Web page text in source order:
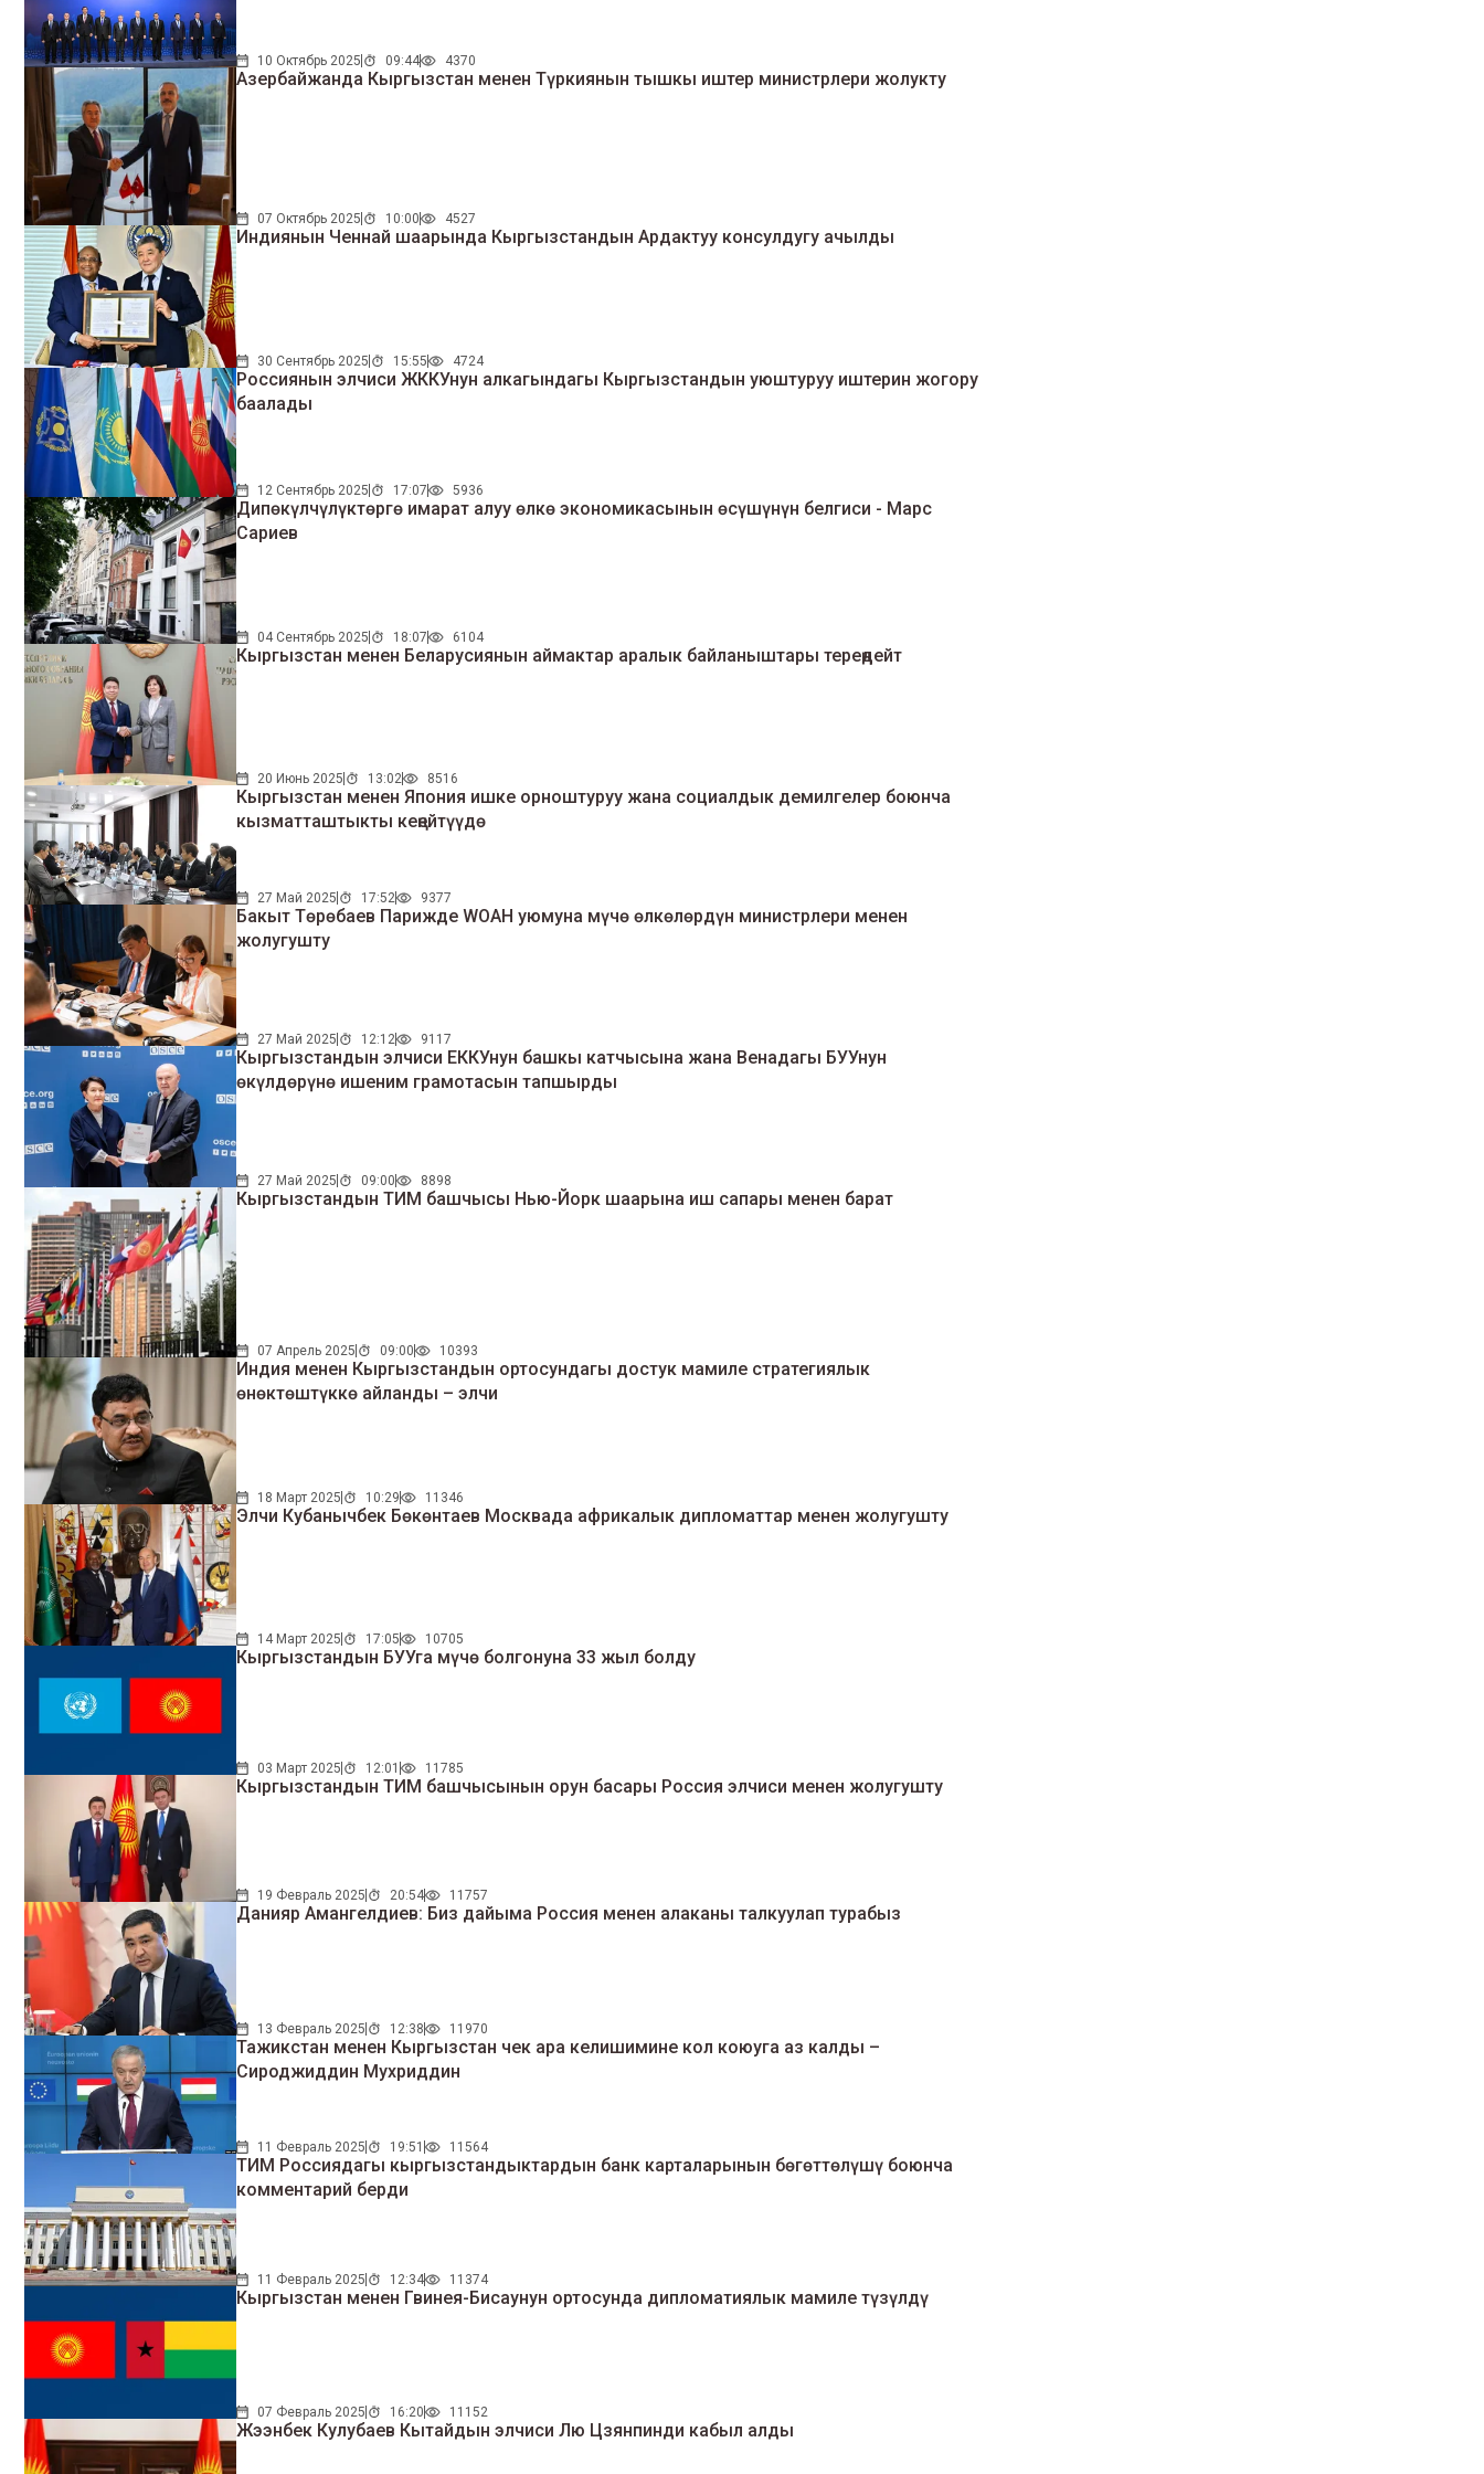
10 Октябрь 2025 09:44 4370
Азербайжанда Кыргызстан менен Түркиянын тышкы иштер министрлери жолукту
07 Октябрь 2025 10:00 4527
Индиянын Ченнай шаарында Кыргызстандын Ардактуу консулдугу ачылды
30 Сентябрь 2025 15:55 4724
Россиянын элчиси ЖККУнун алкагындагы Кыргызстандын уюштуруу иштерин жогору
баалады
12 Сентябрь 2025 17:07 5936
Дипөкүлчүлүктөргө имарат алуу өлкө экономикасынын өсүшүнүн белгиси - Марс
Сариев
04 Сентябрь 2025 18:07 6104
Кыргызстан менен Беларусиянын аймактар аралык байланыштары тереңдейт
20 Июнь 2025 13:02 8516
Кыргызстан менен Япония ишке орноштуруу жана социалдык демилгелер боюнча
кызматташтыкты кеңейтүүдө
27 Май 2025 17:52 9377
Бакыт Төрөбаев Парижде WOAH уюмуна мүчө өлкөлөрдүн министрлери менен
жолугушту
27 Май 2025 12:12 9117
Кыргызстандын элчиси ЕККУнун башкы катчысына жана Венадагы БУУнун
өкүлдөрүнө ишеним грамотасын тапшырды
27 Май 2025 09:00 8898
Кыргызстандын ТИМ башчысы Нью-Йорк шаарына иш сапары менен барат
07 Апрель 2025 09:00 10393
Индия менен Кыргызстандын ортосундагы достук мамиле стратегиялык
өнөктөштүккө айланды – элчи
18 Март 2025 10:29 11346
Элчи Кубанычбек Бөкөнтаев Москвада африкалык дипломаттар менен жолугушту
14 Март 2025 17:05 10705
Кыргызстандын БУУга мүчө болгонуна 33 жыл болду
03 Март 2025 12:01 11785
Кыргызстандын ТИМ башчысынын орун басары Россия элчиси менен жолугушту
19 Февраль 2025 20:54 11757
Данияр Амангелдиев: Биз дайыма Россия менен алаканы талкуулап турабыз
13 Февраль 2025 12:38 11970
Тажикстан менен Кыргызстан чек ара келишимине кол коюуга аз калды –
Сироджиддин Мухриддин
11 Февраль 2025 19:51 11564
ТИМ Россиядагы кыргызстандыктардын банк карталарынын бөгөттөлүшү боюнча
комментарий берди
11 Февраль 2025 12:34 11374
Кыргызстан менен Гвинея-Бисаунун ортосунда дипломатиялык мамиле түзүлдү
07 Февраль 2025 16:20 11152
Жээнбек Кулубаев Кытайдын элчиси Лю Цзянпинди кабыл алды